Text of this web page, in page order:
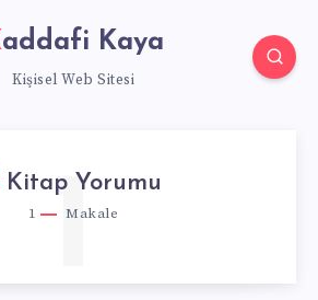
Kaddafi Kaya
Kişisel Web Sitesi
Kitap Yorumu
1 Makale
1